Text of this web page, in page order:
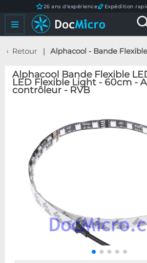
26 ans d'expérience Expédition
Retour Alphacool - Bande Flexible LED Aurora LED Flexible
Alphacool Bande Flexible
LED Flexible Light - 60cm -
contrôleur - RVB